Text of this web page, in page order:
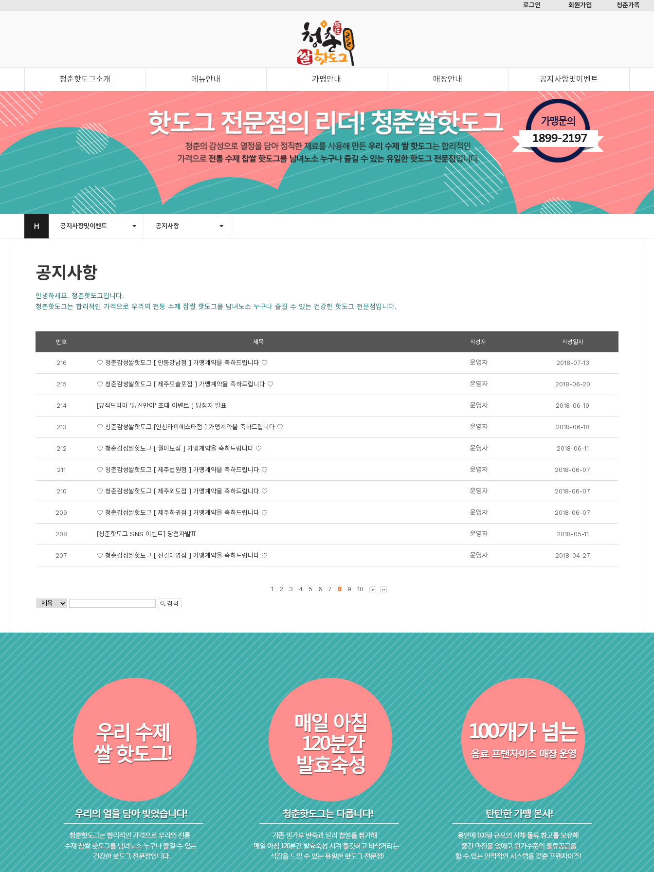
로그인 회원가입 청춘가족
청춘핫도그소개 메뉴안내 가맹안내 매장안내 공지사항및이벤트
H 공지사항및이벤트 공지사항
공지사항
안녕하세요. 청춘핫도그입니다.
청춘핫도그는 합리적인 가격으로 우리의 전통 수제 찹쌀 핫도그를 남녀노소 누구나 즐길 수 있는 건강한 핫도그 전문점입니다.
번호 제목 작성자 작성일자
216 ♡ 청춘감성쌀핫도그 [ 안동강남점 ] 가맹계약을 축하드립니다 ♡ 2018-07-13
215 ♡ 청춘감성쌀핫도그 [ 제주모슬포점 ] 가맹계약을 축하드립니다 ♡ 2018-06-20
214 [뮤직드라마 '당신만이' 초대 이벤트 ] 당첨자 발표 2018-06-19
213 ♡ 청춘감성쌀핫도그 [인천라피에스타점 ] 가맹계약을 축하드립니다 ♡ 2018-06-18
212 ♡ 청춘감성쌀핫도그 [ 월미도점 ] 가맹계약을 축하드립니다 ♡ 2018-06-11
211 ♡ 청춘감성쌀핫도그 [ 제주법원점 ] 가맹계약을 축하드립니다 ♡ 2018-06-07
210 ♡ 청춘감성쌀핫도그 [ 제주외도점 ] 가맹계약을 축하드립니다 ♡ 2018-06-07
209 ♡ 청춘감성쌀핫도그 [ 제주하귀점 ] 가맹계약을 축하드립니다 ♡ 2018-06-07
208 [청춘핫도그 SNS 이벤트] 당첨자발표 2018-05-11
207 ♡ 청춘감성쌀핫도그 [ 신길대영점 ] 가맹계약을 축하드립니다 ♡ 2018-04-27
1 2 3 4 5 6 7 8 9 10